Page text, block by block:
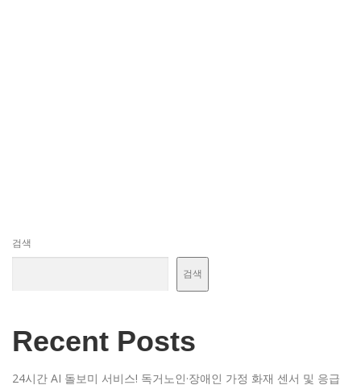
검색
검색
Recent Posts
24시간 AI 돌보미 서비스! 독거노인·장애인 가정 화재 센서 및 응급